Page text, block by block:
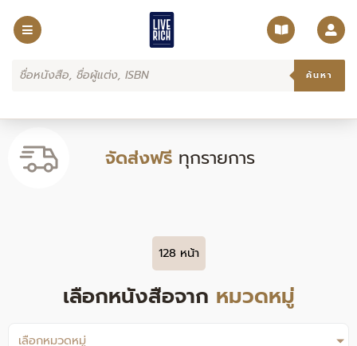
Products
search ค้นหา
จัดส่งฟรี ทุกรายการ
128 หน้า
เลือกหนังสือจาก หมวดหมู่
เลือกหมวดหมู่